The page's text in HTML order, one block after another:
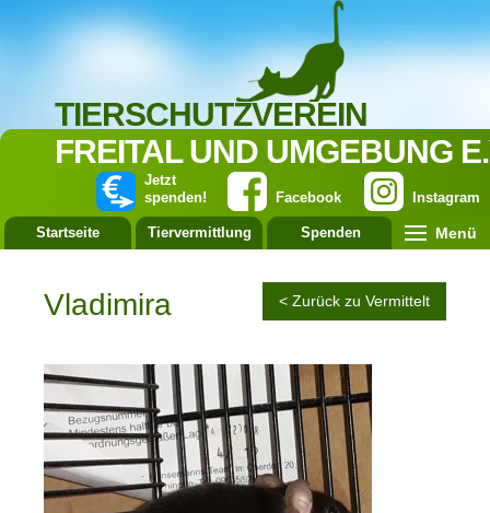
TIERSCHUTZVEREIN
FREITAL UND UMGEBUNG
Instagram
Facebook
Jetzt
spenden!
Startseite Tiervermittlung Spenden Menü
Vladimira < Zurück zu Vermittelt